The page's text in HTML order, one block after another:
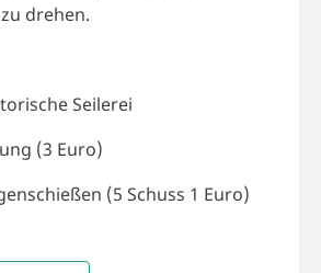
drehen.
Seilerei
(3 Euro)
(5 Schuss 1 Euro)